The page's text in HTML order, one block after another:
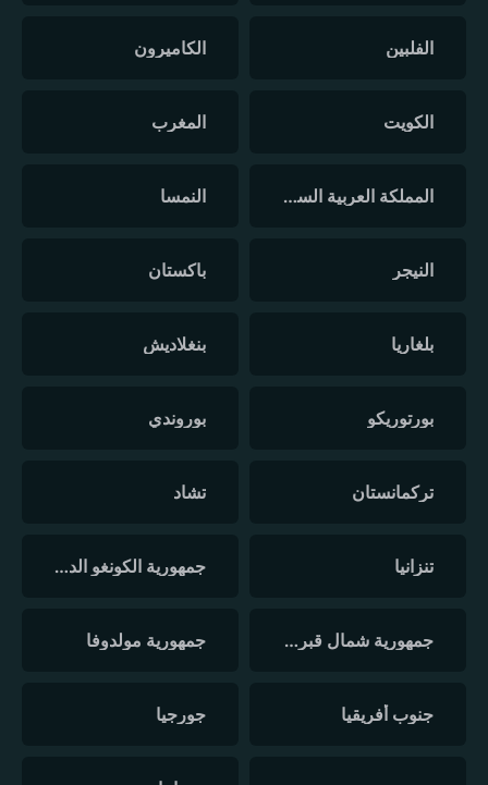
الفلبين الكاميرون
الكويت المغرب
المملكة العربية السعودية النمسا
النيجر باكستان
بلغاريا بنغلاديش
بورتوريكو بوروندي
تركمانستان تشاد
تنزانيا جمهورية الكونغو الديمقراطية
جمهورية شمال قبرص التركية جمهورية مولدوفا
جنوب أفريقيا جورجيا